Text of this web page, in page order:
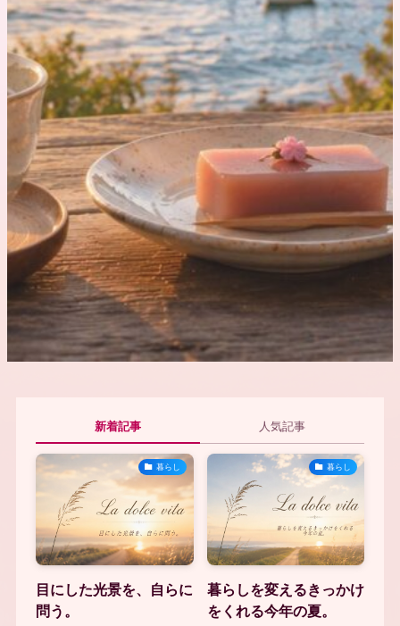
新着記事 人気記事
暮らし
目にした光景を、自らに
問う。
暮らし
暮らしを変えるきっかけ
をくれる今年の夏。